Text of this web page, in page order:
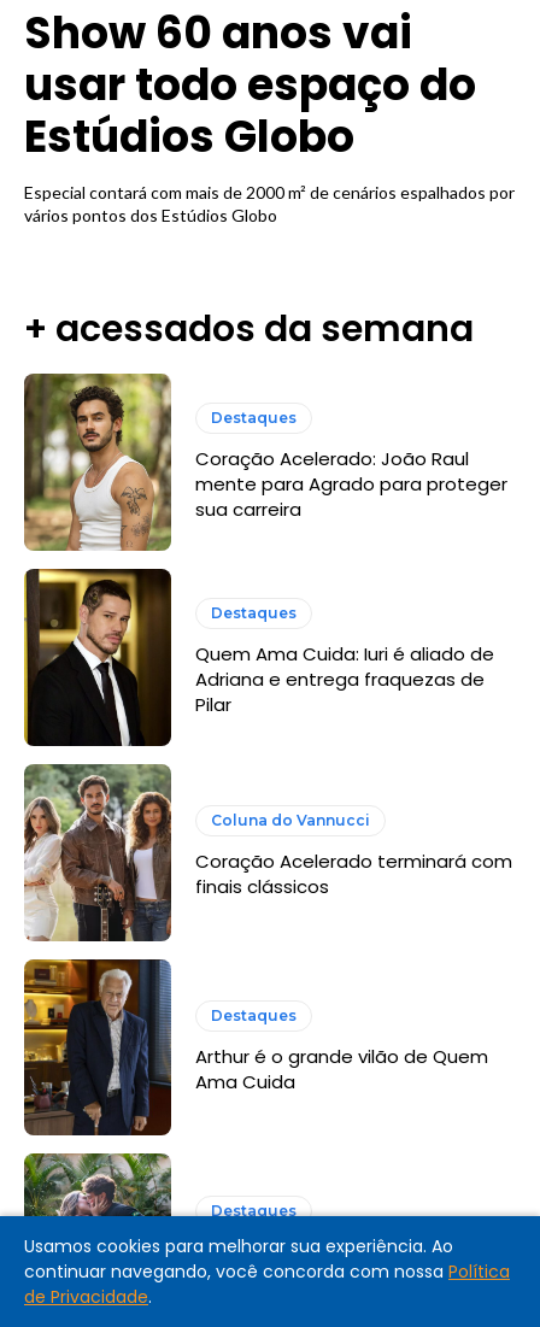
Show 60 anos vai
usar todo espaço do
Estúdios Globo
Especial contará com mais de 2000 m² de cenários espalhados por
vários pontos dos Estúdios Globo
+ acessados da semana
Destaques
Coração Acelerado: João Raul
mente para Agrado para proteger
sua carreira
Destaques
Quem Ama Cuida: Iuri é aliado de
Adriana e entrega fraquezas de
Pilar
Coluna do Vannucci
Coração Acelerado terminará com
finais clássicos
Destaques
Arthur é o grande vilão de Quem
Ama Cuida
Destaques
Coração Acelerado: resumo dos
últimos capítulos
Usamos cookies para melhorar sua experiência. Ao
continuar navegando, você concorda com nossa Política
de Privacidade.